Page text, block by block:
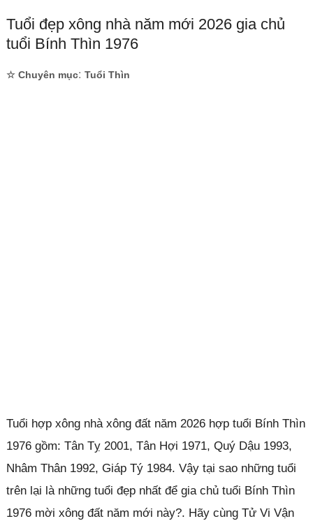
Tuổi đẹp xông nhà năm mới 2026 gia chủ
tuổi Bính Thìn 1976
☆ Chuyên mục: Tuổi Thìn
Tuổi hợp xông nhà xông đất năm 2026 hợp tuổi Bính Thìn
1976 gồm: Tân Tỵ 2001, Tân Hợi 1971, Quý Dậu 1993,
Nhâm Thân 1992, Giáp Tý 1984. Vậy tại sao những tuổi
trên lại là những tuổi đẹp nhất để gia chủ tuổi Bính Thìn
1976 mời xông đất năm mới này?. Hãy cùng Tử Vi Vận